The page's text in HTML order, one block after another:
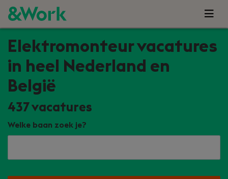
Elektromonteur vacatures
in heel Nederland en
België
437vacatures
Welke baan zoek je?